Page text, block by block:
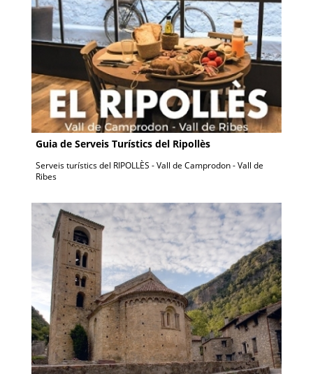
Guia de Serveis Turístics del Ripollès
Serveis turístics del RIPOLLÈS - Vall de Camprodon - Vall de
Ribes